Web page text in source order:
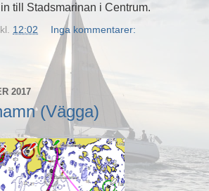
till Stadsmarinan i Centrum.
kl. 12:02 Inga kommentarer:
2017
(Vägga)